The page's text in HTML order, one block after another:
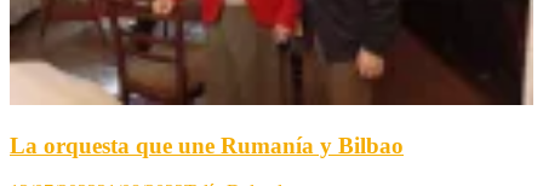
La orquesta que une Rumanía y Bilbao